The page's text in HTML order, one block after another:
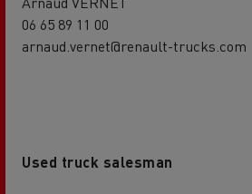
06 65 89 11 00
arnaud.vernet@renault-trucks.com
Used truck salesman